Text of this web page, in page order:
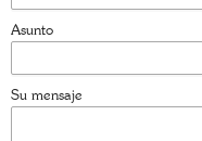
Asunto
Su mensaje